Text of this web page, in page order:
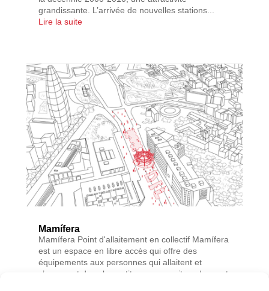
grandissante. L’arrivée de nouvelles stations...
Lire la suite
Mamífera
Mamífera Point d'allaitement en collectif Mamífera
est un espace en libre accès qui offre des
équipements aux personnes qui allaitent et
s’occupent des plus petits, que ce soit en donnant